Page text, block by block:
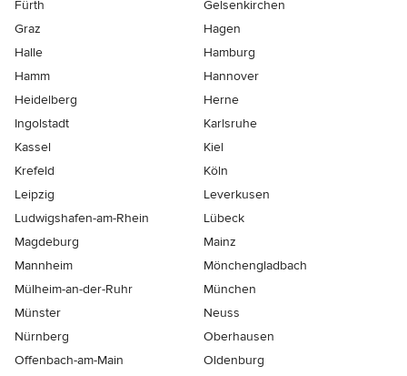
Fürth
Gelsenkirchen
Graz
Hagen
Halle
Hamburg
Hamm
Hannover
Heidelberg
Herne
Ingolstadt
Karlsruhe
Kassel
Kiel
Krefeld
Köln
Leipzig
Leverkusen
Ludwigshafen-am-Rhein
Lübeck
Magdeburg
Mainz
Mannheim
Mönchen­gladbach
Mülheim-an-der-Ruhr
München
Münster
Neuss
Nürnberg
Oberhausen
Offenbach-am-Main
Oldenburg